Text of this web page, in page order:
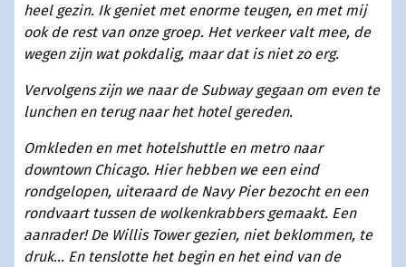
heel gezin. Ik geniet met enorme teugen, en met mij
ook de rest van onze groep. Het verkeer valt mee, de
wegen zijn wat pokdalig, maar dat is niet zo erg.
Vervolgens zijn we naar de Subway gegaan om even te
lunchen en terug naar het hotel gereden.
Omkleden en met hotelshuttle en metro naar
downtown Chicago. Hier hebben we een eind
rondgelopen, uiteraard de Navy Pier bezocht en een
rondvaart tussen de wolkenkrabbers gemaakt. Een
aanrader! De Willis Tower gezien, niet beklommen, te
druk... En tenslotte het begin en het eind van de